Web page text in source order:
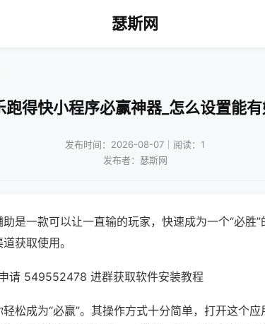
瑟斯网
跑得快小程序必赢神器_怎么设置能
发布时间：2026-08-07｜阅读：1
发布者：瑟斯网
是一款可以让一直输的玩家，快速成为一个“必胜
获取使用。
请 549552478 进群获取软件安装教程
松成为“必赢”。其操作方式十分简单，打开这个